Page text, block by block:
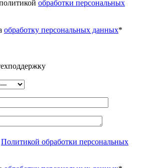
обработки персональных
обработку персональных данных*
Политикой обработки персональных